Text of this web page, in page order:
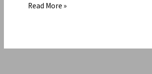
Read More »